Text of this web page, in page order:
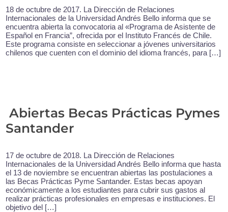
18 de octubre de 2017. La Dirección de Relaciones
Internacionales de la Universidad Andrés Bello informa que se
encuentra abierta la convocatoria al «Programa de Asistente de
Español en Francia”, ofrecida por el Instituto Francés de Chile.
Este programa consiste en seleccionar a jóvenes universitarios
chilenos que cuenten con el dominio del idioma francés, para […]
Abiertas Becas Prácticas Pymes
Santander
17 de octubre de 2018. La Dirección de Relaciones
Internacionales de la Universidad Andrés Bello informa que hasta
el 13 de noviembre se encuentran abiertas las postulaciones a
las Becas Prácticas Pyme Santander. Estas becas apoyan
económicamente a los estudiantes para cubrir sus gastos al
realizar prácticas profesionales en empresas e instituciones. El
objetivo del […]